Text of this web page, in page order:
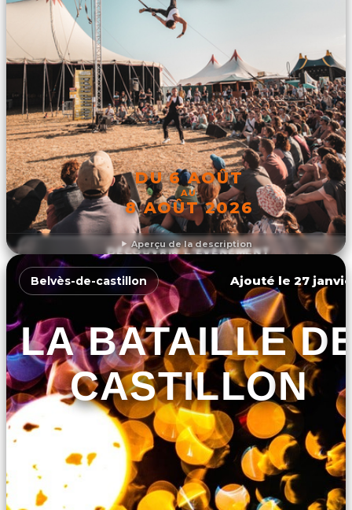
Aperçu de la description
DU 6 AOÛT
AU
8 AOÛT 2026
DÉCOUVRIR L'ÉVÉNEMENT
Belvès-de-castillon Ajouté le 27
LA BATAILLE
CASTILLON